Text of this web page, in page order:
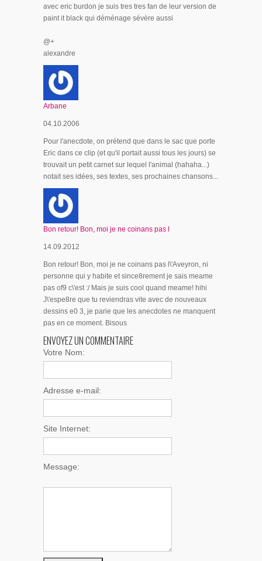
avec eric burdon je suis tres tres fan de leur version de
paint it black qui déménage sévère aussi
@+
alexandre
Arbane
04.10.2006
Pour l'anecdote, on prétend que dans le sac que porte
Eric dans ce clip (et qu'il portait aussi tous les jours) se
trouvait un petit carnet sur lequel l'animal (hahaha...)
notait ses idées, ses textes, ses prochaines chansons...
Bon retour! Bon, moi je ne coinans pas l
14.09.2012
Bon retour! Bon, moi je ne coinans pas l\'Aveyron, ni
personne qui y habite et since8rement je sais meame
pas of9 c\'est :/ Mais je suis cool quand meame! hihi
J\'espe8re que tu reviendras vite avec de nouveaux
dessins e0 3, je parie que les anecdotes ne manquent
pas en ce moment. Bisous
ENVOYEZ UN COMMENTAIRE
Votre Nom:
Adresse e-mail:
Site Internet:
Message: